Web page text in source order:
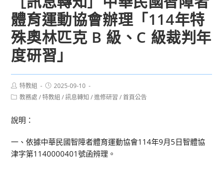
體育運動協會辦理「114年特
殊奧林匹克 B 級、C 級裁判年
度研習」
Post
author:
特教組
Post
published:
2025-09-10
Post教務處 / 特教組 / 訊息轉知 / 進修研習 / 首頁公告
說明：
一、依據中華民國智障者體育運動協會114年9月5日智體協
津字第1140000401號函辨理。